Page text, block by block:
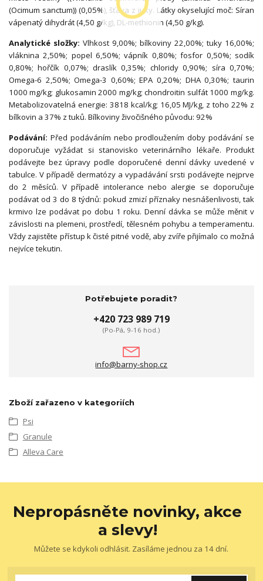
(Ocimum sanctum)) (0,05%), šťáva z juky. Látky okyselující moč: Síran
vápenatý dihydrát (4,50 g/kg), DL-methionin (4,50 g/kg).
Analytické složky: Vlhkost 9,00%; bílkoviny 22,00%; tuky 16,00%;
vláknina 2,50%; popel 6,50%; vápník 0,80%; fosfor 0,50%; sodík
0,80%; hořčík 0,07%; draslík 0,35%; chloridy 0,90%; síra 0,70%;
Omega-6 2,50%; Omega-3 0,60%; EPA 0,20%; DHA 0,30%; taurin
1000 mg/kg; glukosamin 2000 mg/kg; chondroitin sulfát 1000 mg/kg.
Metabolizovatelná energie: 3818 kcal/kg; 16,05 MJ/kg, z toho 22% z
bílkovin a 37% z tuků. Bílkoviny živočišného původu: 92%
Podávání: Před podáváním nebo prodloužením doby podávání se
doporučuje vyžádat si stanovisko veterinárního lékaře. Produkt
podávejte bez úpravy podle doporučené denní dávky uvedené v
tabulce. V případě dermatózy a vypadávání srsti podávejte nejprve
do 2 měsíců. V případě intolerance nebo alergie se doporučuje
podávat od 3 do 8 týdnů: pokud zmizí příznaky nesnášenlivosti, tak
krmivo lze podávat po dobu 1 roku. Denní dávka se může měnit v
závislosti na plemeni, prostředí, tělesném pohybu a temperamentu.
Vždy zajistěte přístup k čisté pitné vodě, aby zvíře přijímalo co možná
nejvíce tekutin.
Potřebujete poradit?
+420 723 989 719
(Po-Pá, 9-16 hod.)
info@barny-shop.cz
Zboží zařazeno v kategoriích
Psi
Granule
Alleva Care
Nepropásněte novinky, akce
a slevy!
Můžete se kdykoli odhlásit. Zasíláme jednou za 14 dní.